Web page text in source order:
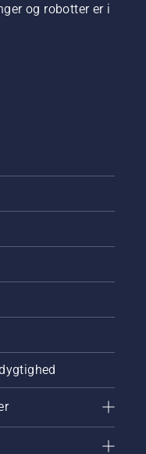
og robotter er i